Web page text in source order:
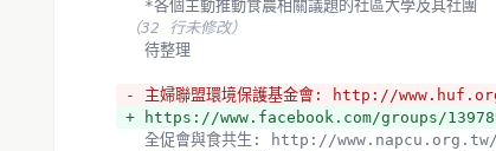
  *各個主動推動食農相關議題的社區大學及其社團
（32 行未修改）
  待整理
- 主婦聯盟環境保護基金會: http://
+ https://www.facebook.com/groups/
全促會與食共生: http://